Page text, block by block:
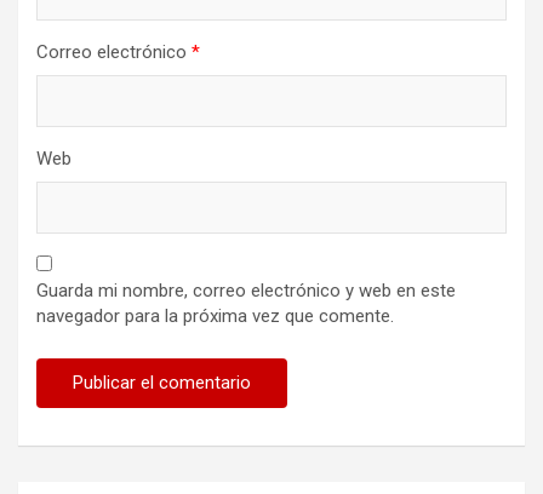
Correo electrónico *
Web
Guarda mi nombre, correo electrónico y web en este
navegador para la próxima vez que comente.